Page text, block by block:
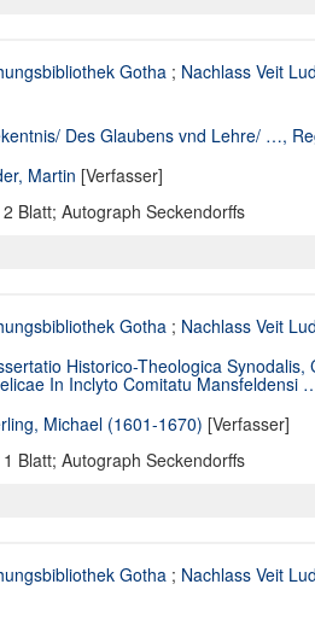
Gotha ; Nachlass Veit
Des Glaubens vnd Lehre/ …,
Martin [Verfasser]
Blatt; Autograph Seckendorffs
Gotha ; Nachlass Veit
Historico-Theologica
In Inclyto Comitatu Mansfeldensi
Michael (1601-1670) [Verfasser]
Blatt; Autograph Seckendorffs
Gotha ; Nachlass Veit